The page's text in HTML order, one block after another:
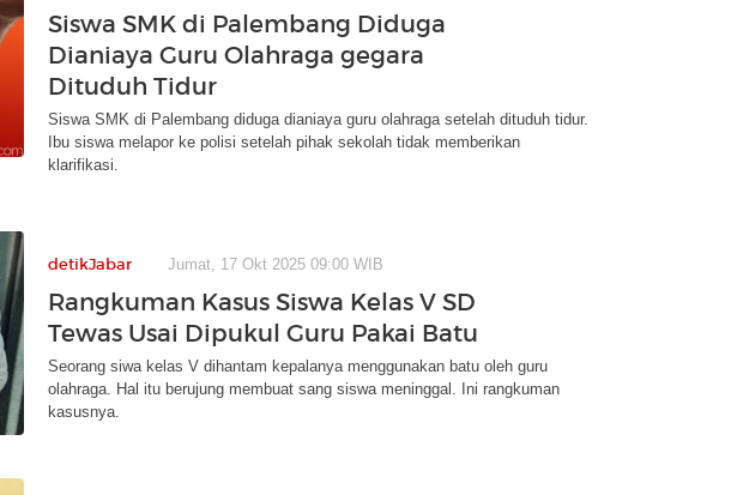
Siswa SMK di Palembang Diduga
Dianiaya Guru Olahraga gegara
Dituduh Tidur
Siswa SMK di Palembang diduga dianiaya guru olahraga setelah dituduh tidur.
Ibu siswa melapor ke polisi setelah pihak sekolah tidak memberikan
klarifikasi.
detikJabar Jumat, 17 Okt 2025 09:00 WIB
Rangkuman Kasus Siswa Kelas V SD
Tewas Usai Dipukul Guru Pakai Batu
Seorang siwa kelas V dihantam kepalanya menggunakan batu oleh guru
olahraga. Hal itu berujung membuat sang siswa meninggal. Ini rangkuman
kasusnya.